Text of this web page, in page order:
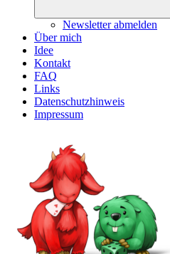
Newsletter abmelden
Über mich
Idee
Kontakt
FAQ
Links
Datenschutzhinweis
Impressum